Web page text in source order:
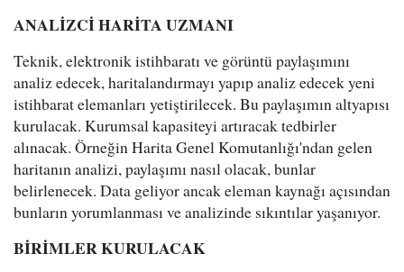
ANALİZCİ HARİTA UZMANI
Teknik, elektronik istihbaratı ve görüntü paylaşımını
analiz edecek, haritalandırmayı yapıp analiz edecek yeni
istihbarat elemanları yetiştirilecek. Bu paylaşımın altyapısı
kurulacak. Kurumsal kapasiteyi artıracak tedbirler
alınacak. Örneğin Harita Genel Komutanlığı'ndan gelen
haritanın analizi, paylaşımı nasıl olacak, bunlar
belirlenecek. Data geliyor ancak eleman kaynağı açısından
bunların yorumlanması ve analizinde sıkıntılar yaşanıyor.
BİRİMLER KURULACAK